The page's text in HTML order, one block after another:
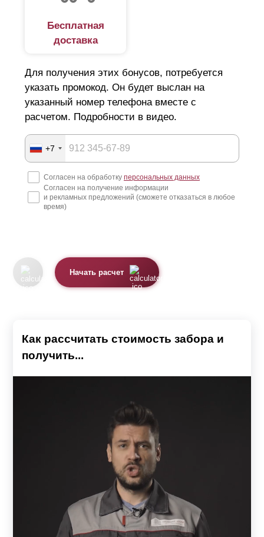
Бесплатная
доставка
Для получения этих бонусов, потребуется
указать промокод. Он будет выслан на
указанный номер телефона вместе с
расчетом. Подробности в видео.
+7
Согласен на обработку персональных данных
Согласен на получение информации
и рекламных предложений (сможете отказаться в любое
время)
Начать расчет
Как рассчитать стоимость забора и
получить...